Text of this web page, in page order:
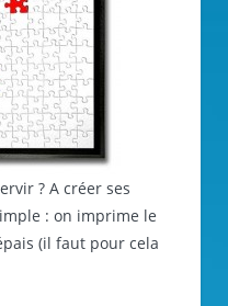
? A créer ses
: on imprime le
(il faut pour cela